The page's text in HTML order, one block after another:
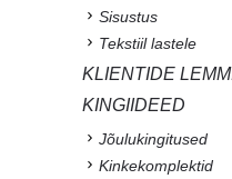
Sisustus
Tekstiil lastele
KLIENTIDE
KINGIIDEED
Jõulukingitused
Kinkekomplektid